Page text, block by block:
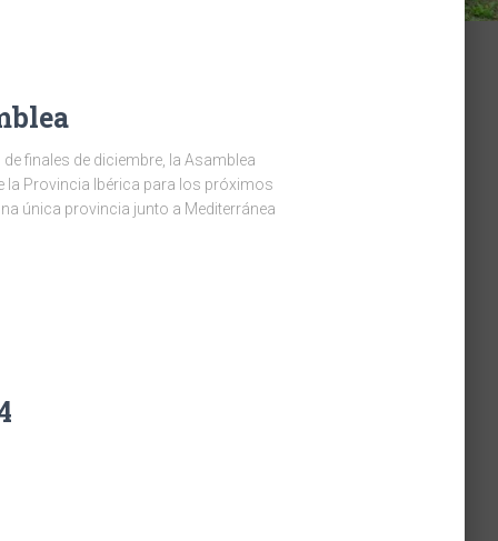
finales de diciembre, la Asamblea
la Provincia Ibérica para los próximos
única provincia junto a Mediterránea